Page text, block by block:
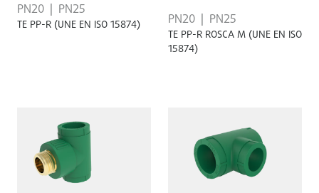
PN20 PN25
TE PP-R (UNE EN ISO 15874) PN20 PN25
TE PP-R ROSCA M (UNE EN ISO
15874)